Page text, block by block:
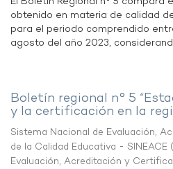
obtenido en materia de calidad
para el periodo comprendido
agosto del año 2023,
Boletín regional n° 5
y la certificación en la
Sistema Nacional de Evaluación,
de la Calidad Educativa - SINEACE (
Evaluación, Acreditación y